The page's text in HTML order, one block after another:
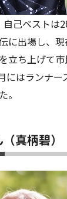
己ベストは
に出場し、
立ち上げて
にはランナー
。
真柄碧）